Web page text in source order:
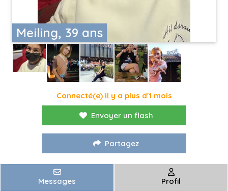
Meiling, 39 ans
Connecté(e) il y a plus d'1 mois
Envoyer un flash
Partagez
Messages Profil